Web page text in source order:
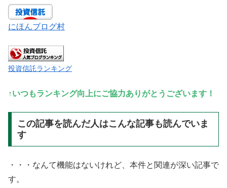
にほんブログ村
投資信託ランキング
↑いつもランキング向上にご協力ありがとうございます！
この記事を読んだ人はこんな記事も読んでいま
す
・・・なんて機能はないけれど、本件と関連が深い記事で
す。